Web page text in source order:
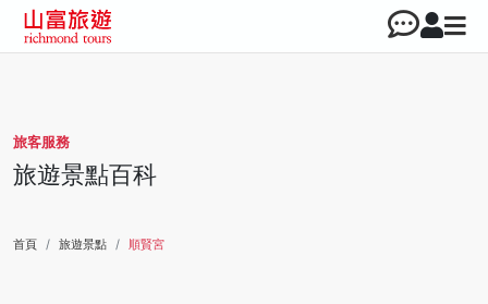
旅客服務
旅遊景點百科
首頁 旅遊景點 順賢宮